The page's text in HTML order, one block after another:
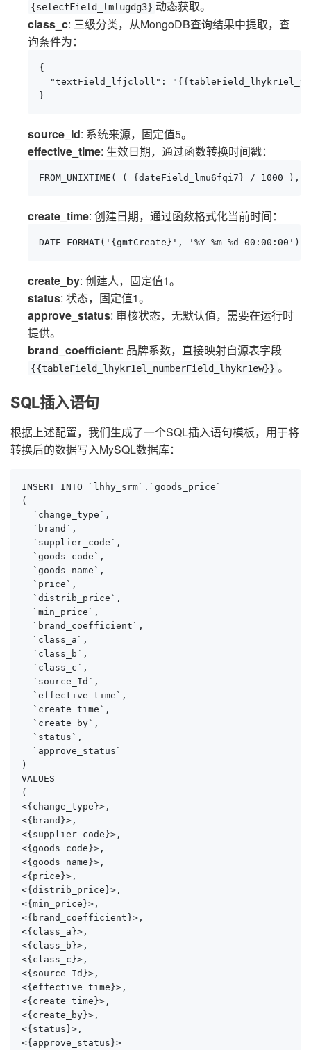
{selectField_lmlugdg3} 动态获取。
class_c: 三级分类，从MongoDB查询结果中提取，查
询条件为：
{
"textField_lfjcloll":
}
source_Id: 系统来源，固定值5。
effective_time: 生效日期，通过函数转换时间戳：
FROM_UNIXTIME( ( {dateField_lmu6fqi7} / 1000 ),
create_time: 创建日期，通过函数格式化当前时间：
DATE_FORMAT('{gmtCreate}', '%Y-%m-%d 00:00:00')
create_by: 创建人，固定值1。
status: 状态，固定值1。
approve_status: 审核状态，无默认值，需要在运行时
提供。
brand_coefficient: 品牌系数，直接映射自源表字段
{{tableField_lhykr1el_numberField_lhykr1ew}} 。
SQL插入语句
根据上述配置，我们生成了一个SQL插入语句模板，用于将
转换后的数据写入MySQL数据库：
INSERT INTO `lhhy_srm`.`goods_price`
(
  `change_type`,
  `brand`,
  `supplier_code`,
  `goods_code`,
  `goods_name`,
  `price`,
  `distrib_price`,
  `min_price`,
  `brand_coefficient`,
  `class_a`,
  `class_b`,
  `class_c`,
  `source_Id`,
  `effective_time`,
  `create_time`,
  `create_by`,
  `status`,
  `approve_status`
)
VALUES
(
<{change_type}>,
<{brand}>,
<{supplier_code}>,
<{goods_code}>,
<{goods_name}>,
<{price}>,
<{distrib_price}>,
<{min_price}>,
<{brand_coefficient}>,
<{class_a}>,
<{class_b}>,
<{class_c}>,
<{source_Id}>,
<{effective_time}>,
<{create_time}>,
<{create_by}>,
<{status}>,
<{approve_status}>